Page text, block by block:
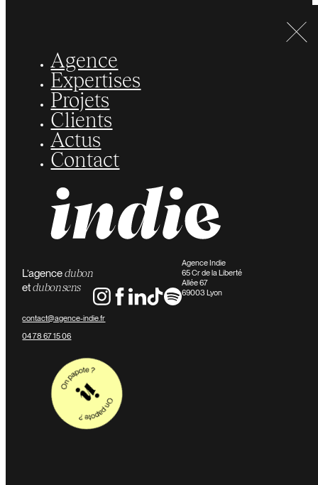
Agence
Expertises
Projets
Clients
Actus
Contact
L’agencedu bon
etdu bon sens
Agence Indie
65 Cr de la Liberté
Allée 67
69003 Lyon
contact@agence-indie.fr
04 78 67 15 06